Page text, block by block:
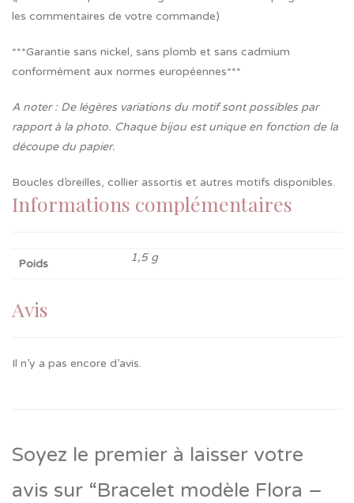
les commentaires de votre commande)
***Garantie sans nickel, sans plomb et sans cadmium
conformément aux normes européennes***
A noter : De légères variations du motif sont possibles par
rapport à la photo. Chaque bijou est unique en fonction de la
découpe du papier.
Boucles d’oreilles, collier assortis et autres motifs disponibles.
Informations complémentaires
Poids 1,5 g
Avis
Il n’y a pas encore d’avis.
Soyez le premier à laisser votre
avis sur “Bracelet modèle Flora –